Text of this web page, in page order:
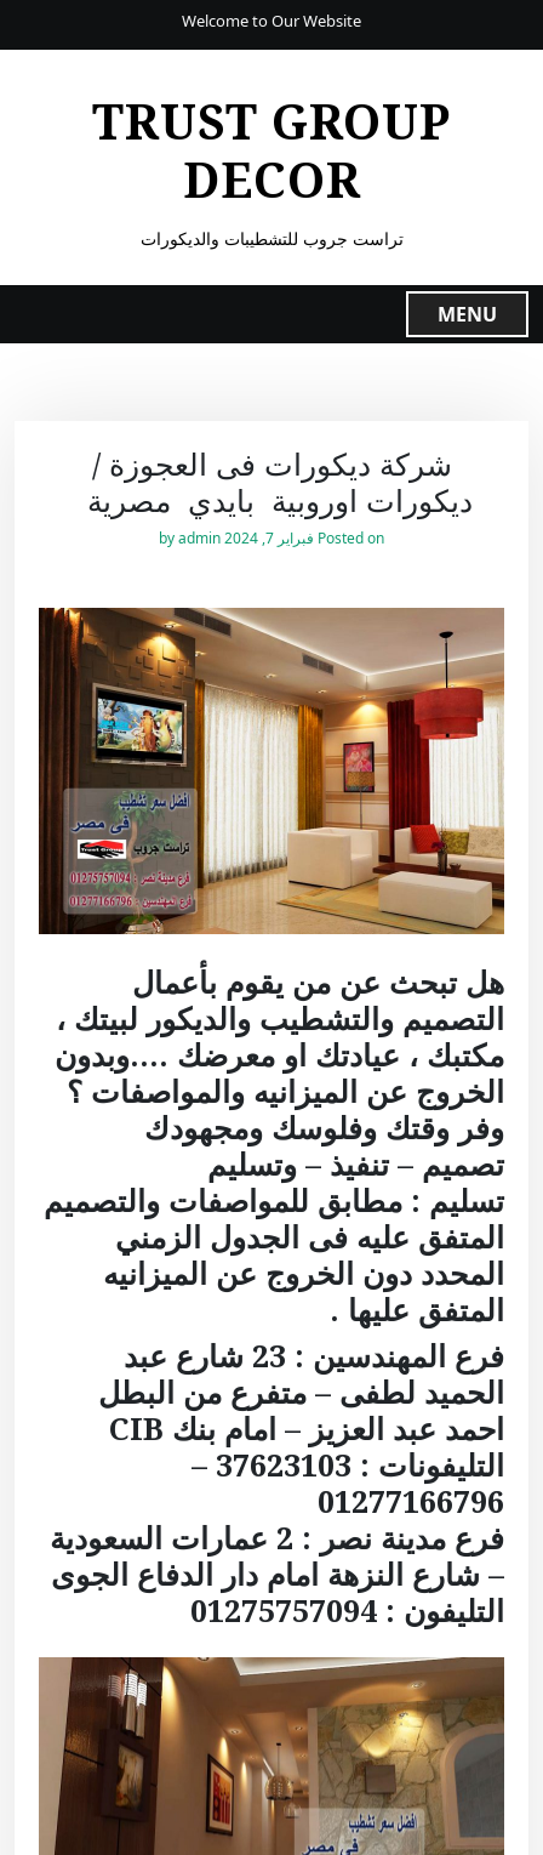
Welcome to Our Website
TRUST GROUP
DECOR
تراست جروب للتشطيبات والديكورات
MENU
شركة ديكورات فى العجوزة /
ديكورات اوروبية بايدي مصرية
Posted on فبراير 7, 2024 admin
هل تبحث عن من يقوم بأعمال
التصميم والتشطيب والديكور لبيتك ،
مكتبك ، عيادتك او معرضك ….وبدون
الخروج عن الميزانيه والمواصفات ؟
وفر وقتك وفلوسك ومجهودك
تصميم – تنفيذ – وتسليم
تسليم : مطابق للمواصفات والتصميم
المتفق عليه فى الجدول الزمني
المحدد دون الخروج عن الميزانيه
المتفق عليها .
فرع المهندسين : 23 شارع عبد
الحميد لطفى – متفرع من البطل
احمد عبد العزيز – امام بنك CIB
التليفونات : 37623103 –
01277166796
فرع مدينة نصر : 2 عمارات السعودية
– شارع النزهة امام دار الدفاع الجوى
التليفون : 01275757094